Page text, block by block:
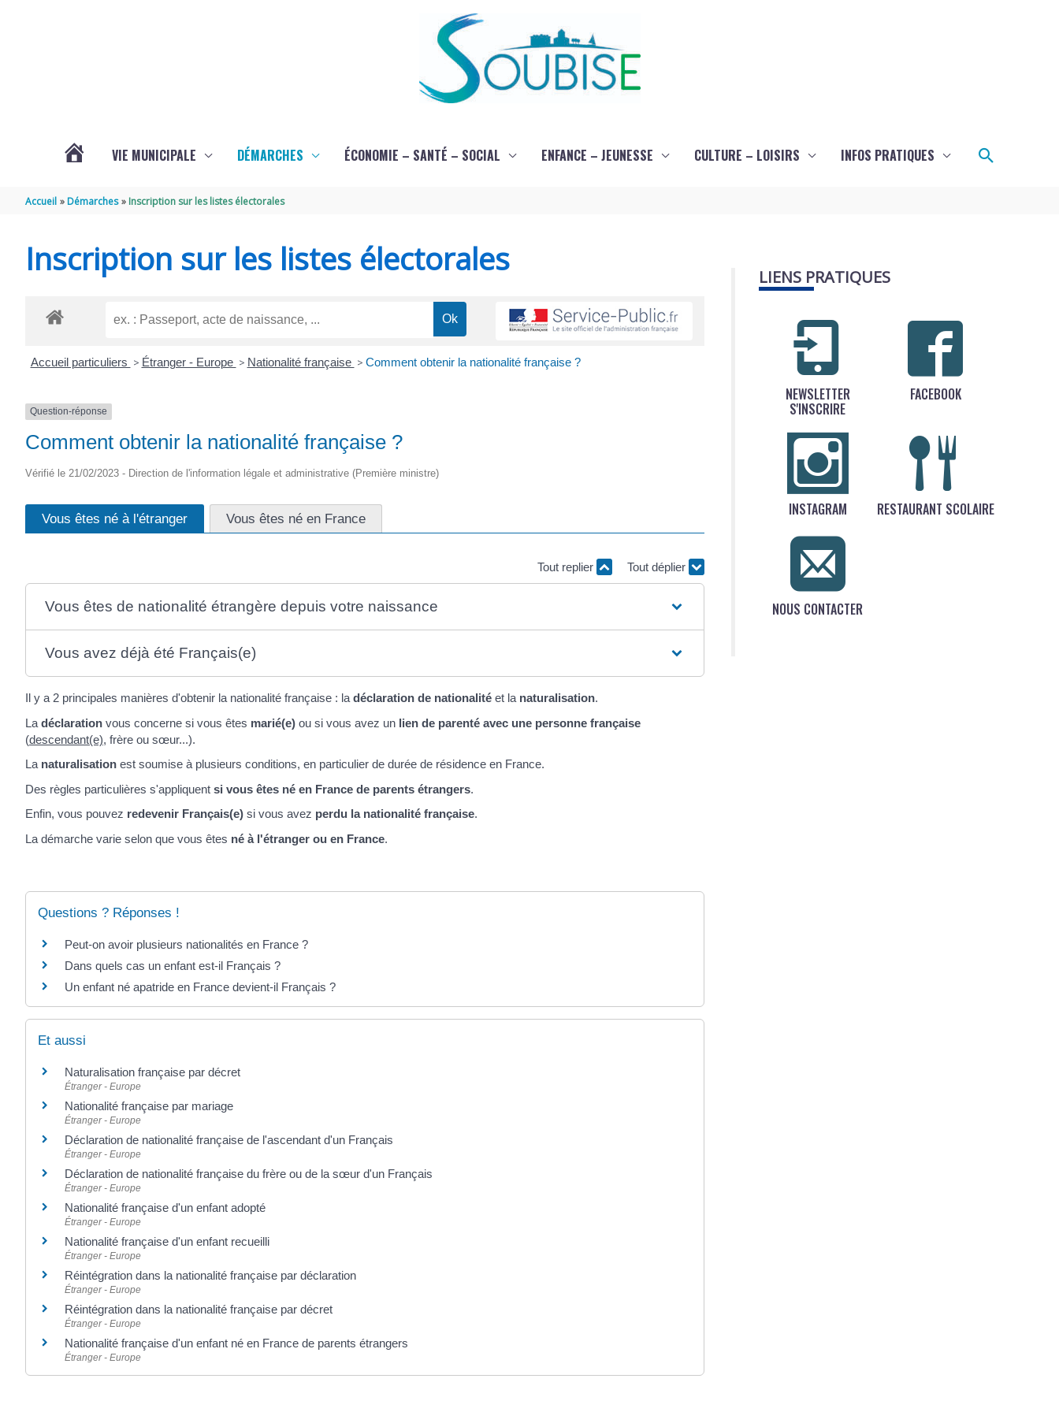
SOUBISE
VIE MUNICIPALE DÉMARCHES ÉCONOMIE – SANTÉ – SOCIAL ENFANCE – JEUNESSE CULTURE – LOISIRS INFOS PRATIQUES
Accueil Démarches Inscription sur les listes électorales
Inscription sur les listes électorales
Accueil particuliers > Étranger - Europe > Nationalité française > Comment obtenir la nationalité française ?
Question-réponse
Comment obtenir la nationalité française ?
Vérifié le 21/02/2023 - Direction de l'information légale et administrative (Première ministre)
Vous êtes né à l'étranger Vous êtes né en France
Tout replier Tout déplier
Vous êtes de nationalité étrangère depuis votre naissance
Vous avez déjà été Français(e)
Il y a 2 principales manières d'obtenir la nationalité française : la déclaration de nationalité et la naturalisation.
La déclaration vous concerne si vous êtes marié(e) ou si vous avez un lien de parenté avec une personne française
(descendant(e), frère ou sœur...).
La naturalisation est soumise à plusieurs conditions, en particulier de durée de résidence en France.
Des règles particulières s'appliquent si vous êtes né en France de parents étrangers.
Enfin, vous pouvez redevenir Français(e) si vous avez perdu la nationalité française.
La démarche varie selon que vous êtes né à l'étranger ou en France.
Questions ? Réponses !
Peut-on avoir plusieurs nationalités en France ?
Dans quels cas un enfant est-il Français ?
Un enfant né apatride en France devient-il Français ?
Et aussi
Naturalisation française par décret
Étranger - Europe
Nationalité française par mariage
Étranger - Europe
Déclaration de nationalité française de l'ascendant d'un Français
Étranger - Europe
Déclaration de nationalité française du frère ou de la sœur d'un Français
Étranger - Europe
Nationalité française d'un enfant adopté
Étranger - Europe
Nationalité française d'un enfant recueilli
Étranger - Europe
Réintégration dans la nationalité française par déclaration
Étranger - Europe
Réintégration dans la nationalité française par décret
Étranger - Europe
Nationalité française d'un enfant né en France de parents étrangers
Étranger - Europe
LIENS PRATIQUES
NEWSLETTER
S'INSCRIRE
FACEBOOK
INSTAGRAM RESTAURANT SCOLAIRE
NOUS CONTACTER